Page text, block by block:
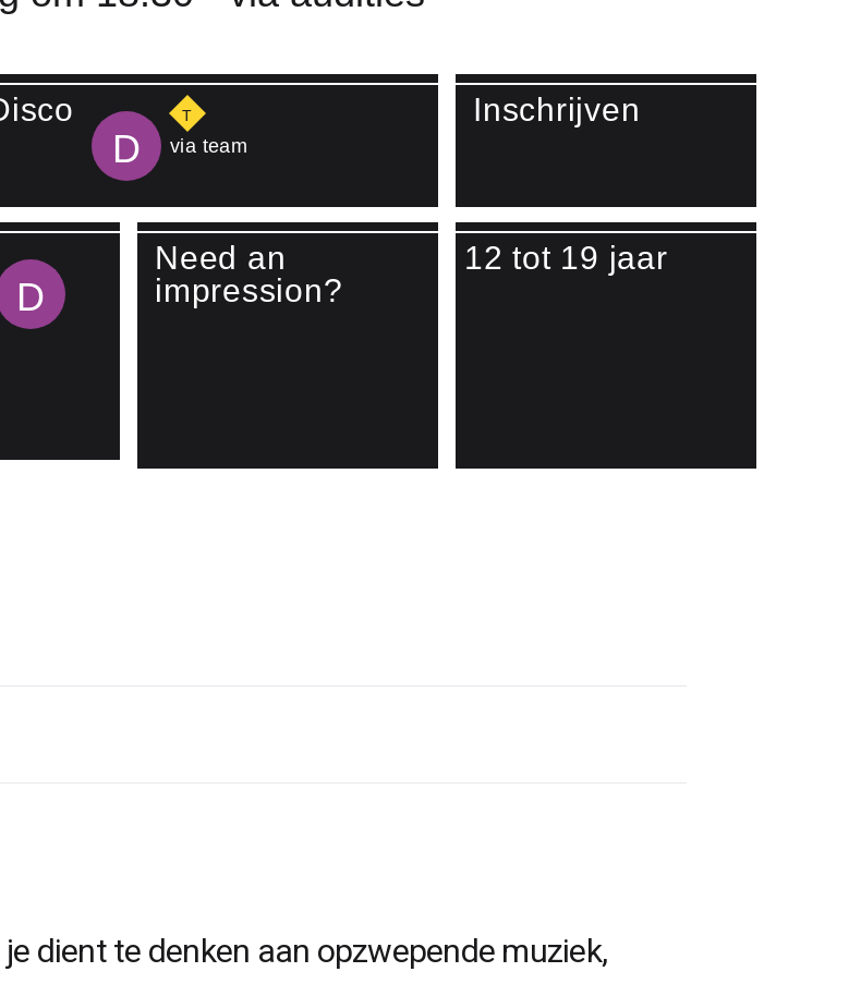
D
T
via team
Inschrijven
Lees meer over Inschrijven
D
Need an
impression?
Lees meer over Watch video
12 tot 19 jaar
dient te denken aan opzwepende muziek,